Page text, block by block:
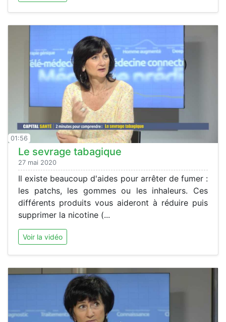
01:56
Le sevrage tabagique
27 mai 2020
Il existe beaucoup d'aides pour arrêter de fumer :
les patchs, les gommes ou les inhaleurs. Ces
différents produits vous aideront à réduire puis
supprimer la nicotine (...
Voir la vidéo